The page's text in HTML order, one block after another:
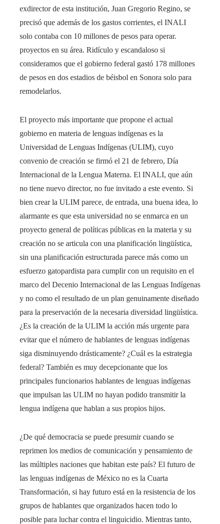
exdirector de esta institución, Juan Gregorio Regino, se
precisó que además de los gastos corrientes, el INALI
solo contaba con 10 millones de pesos para operar.
proyectos en su área. Ridículo y escandaloso si
consideramos que el gobierno federal gastó 178 millones
de pesos en dos estadios de béisbol en Sonora solo para
remodelarlos.
El proyecto más importante que propone el actual
gobierno en materia de lenguas indígenas es la
Universidad de Lenguas Indígenas (ULIM), cuyo
convenio de creación se firmó el 21 de febrero, Día
Internacional de la Lengua Materna. El INALI, que aún
no tiene nuevo director, no fue invitado a este evento. Si
bien crear la ULIM parece, de entrada, una buena idea, lo
alarmante es que esta universidad no se enmarca en un
proyecto general de políticas públicas en la materia y su
creación no se articula con una planificación lingüística,
sin una planificación estructurada parece más como un
esfuerzo gatopardista para cumplir con un requisito en el
marco del Decenio Internacional de las Lenguas Indígenas
y no como el resultado de un plan genuinamente diseñado
para la preservación de la necesaria diversidad lingüística.
¿Es la creación de la ULIM la acción más urgente para
evitar que el número de hablantes de lenguas indígenas
siga disminuyendo drásticamente? ¿Cuál es la estrategia
federal? También es muy decepcionante que los
principales funcionarios hablantes de lenguas indígenas
que impulsan las ULIM no hayan podido transmitir la
lengua indígena que hablan a sus propios hijos.
¿De qué democracia se puede presumir cuando se
reprimen los medios de comunicación y pensamiento de
las múltiples naciones que habitan este país? El futuro de
las lenguas indígenas de México no es la Cuarta
Transformación, si hay futuro está en la resistencia de los
grupos de hablantes que organizados hacen todo lo
posible para luchar contra el linguicidio. Mientras tanto,